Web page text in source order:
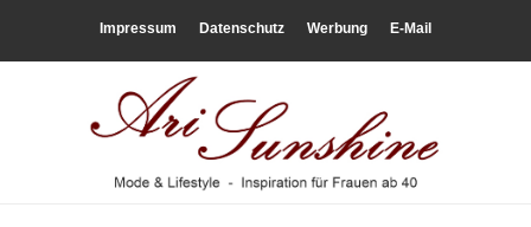
Impressum Datenschutz Werbung E-Mail